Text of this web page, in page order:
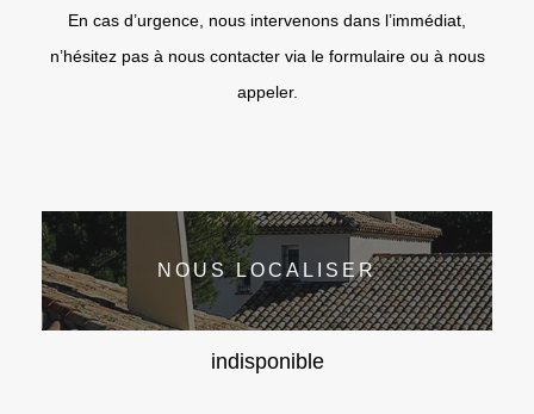
En cas d’urgence, nous intervenons dans l’immédiat,
n’hésitez pas à nous contacter via le formulaire ou à nous
appeler.
NOUS LOCALISER
indisponible